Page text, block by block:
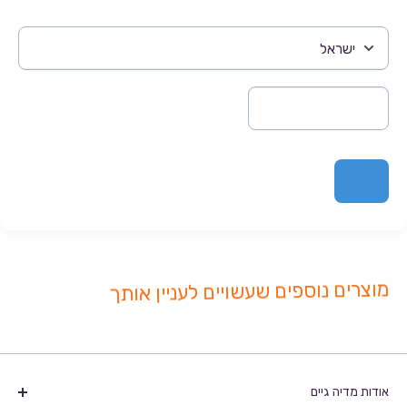
מוצרים נוספים שעשויים לעניין אותך
אודות מדיה גיים